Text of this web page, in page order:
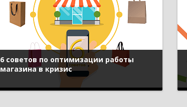
6 советов по оптимизации работы
магазина в кризис